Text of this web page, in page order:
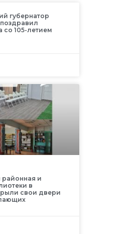
губернатор
со 105-летием
районная и
в
свои двери